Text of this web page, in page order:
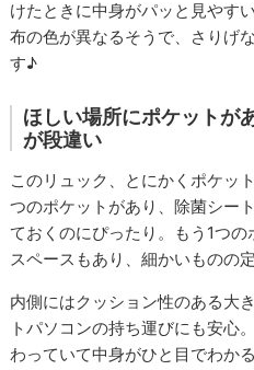
けたときに中身がパッと見やす
布の色が異なるそうで、さりげ
す♪
ほしい場所にポケットが
が段違い
このリュック、とにかくポケッ
つのポケットがあり、除菌シー
ておくのにぴったり。もう1つ
スペースもあり、細かいものの
内側にはクッション性のある大
トパソコンの持ち運びにも安心
わっていて中身がひと目でわか